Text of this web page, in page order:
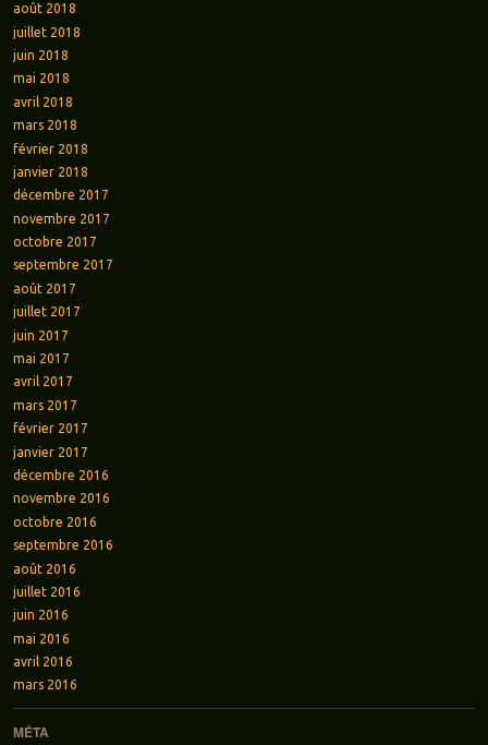
août 2018
juillet 2018
juin 2018
mai 2018
avril 2018
mars 2018
février 2018
janvier 2018
décembre 2017
novembre 2017
octobre 2017
septembre 2017
août 2017
juillet 2017
juin 2017
mai 2017
avril 2017
mars 2017
février 2017
janvier 2017
décembre 2016
novembre 2016
octobre 2016
septembre 2016
août 2016
juillet 2016
juin 2016
mai 2016
avril 2016
mars 2016
MÉTA